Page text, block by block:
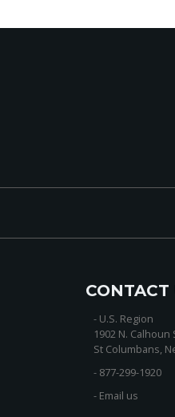
CONTACT
- U.S. Region
1902 N. Calhoun
St Columbans,
- 877-299-1920
- Email us